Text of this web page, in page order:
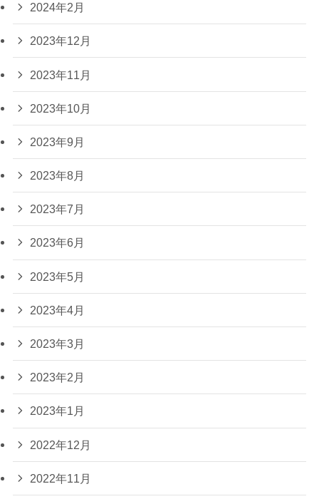
2024年2月
2023年12月
2023年11月
2023年10月
2023年9月
2023年8月
2023年7月
2023年6月
2023年5月
2023年4月
2023年3月
2023年2月
2023年1月
2022年12月
2022年11月